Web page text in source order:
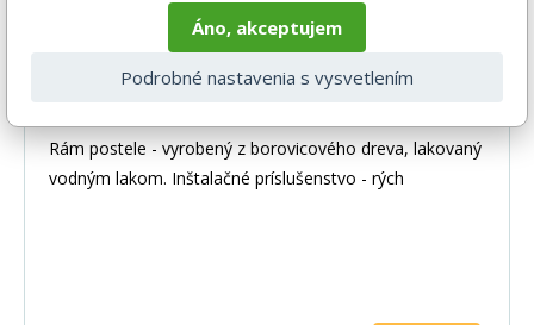
Detská poschodová posteľ KUBUS 3 s
Prírodná/Grafitová
Rám postele - vyrobený z borovicového dreva, lakovaný
vodným lakom. Inštalačné príslušenstvo - rých
Áno, akceptujem
Podrobné nastavenia s vysvetlením